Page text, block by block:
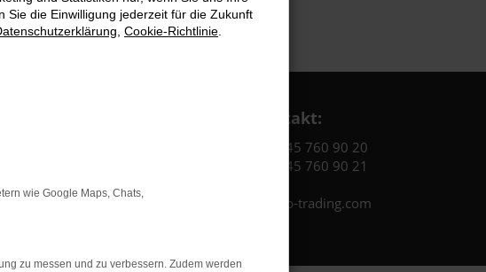
Kontakt:
Tel.: +49 3745 760 90 20
Fax: +49 3745 760 90 21
Mail: fj@jakob-trading.com
Sie die Einwilligung jederzeit für die Zukunft
Cookie-Richtlinie
wie Google Maps, Chats,
zu messen und zu verbessern. Zudem werden